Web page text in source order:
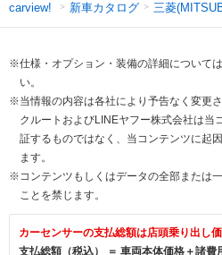
carview! 新車カタログ 三菱
※仕様・オプション・装備の詳細について
い。
※当情報の内容は各社により予告なく変更
クルートおよびLINEヤフー株式会社は当
証するものではなく、当コンテンツに起
ます。
※コンテンツもしくはデータの全部または
ことを禁じます。
カーセンサーの支払総額は店頭乗り出し
支払総額（税込） ＝ 車両本体価格＋諸費